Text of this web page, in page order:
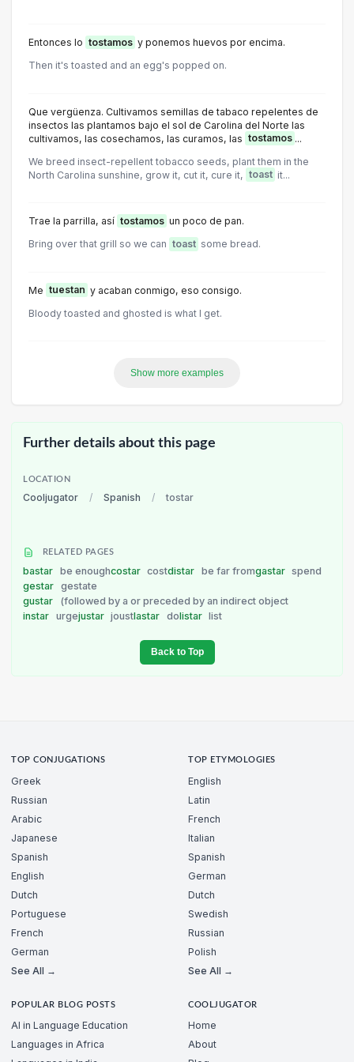
Entonces lo tostamos y ponemos huevos por encima.
Then it's toasted and an egg's popped on.
Que vergüenza. Cultivamos semillas de tabaco repelentes de
insectos las plantamos bajo el sol de Carolina del Norte las
cultivamos, las cosechamos, las curamos, las tostamos ...
We breed insect-repellent tobacco seeds, plant them in the
North Carolina sunshine, grow it, cut it, cure it, toast it...
Trae la parrilla, así tostamos un poco de pan.
Bring over that grill so we can toast some bread.
Me tuestan y acaban conmigo, eso consigo.
Bloody toasted and ghosted is what I get.
Show more examples
Further details about this page
LOCATION
Cooljugator / Spanish / tostar
RELATED PAGES
bastar be enoughcostar costdistar be far fromgastar spend
gestar gestate
gustar
(followed by a or preceded by an indirect object
instar urgejustar joustlastar dolistar list
Back to Top
TOP CONJUGATIONS
Greek
Russian
Arabic
Japanese
Spanish
English
Dutch
Portuguese
French
German
See All →
TOP ETYMOLOGIES
English
Latin
French
Italian
Spanish
German
Dutch
Swedish
Russian
Polish
See All →
POPULAR BLOG POSTS
AI in Language Education
Languages in Africa
COOLJUGATOR
Home
About